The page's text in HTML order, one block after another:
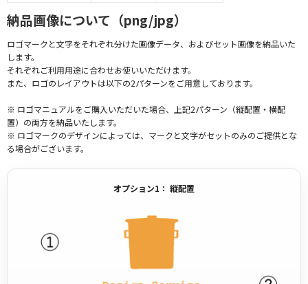
納品画像について（png/jpg）
ロゴマークと文字をそれぞれ分けた画像データ、およびセット画像を納品いた
します。
それぞれご利用用途に合わせお使いいただけます。
また、ロゴのレイアウトは以下の2パターンをご用意しております。
※ ロゴマニュアルをご購入いただいた場合、上記2パターン（縦配置・横配
置）の両方を納品いたします。
※ ロゴマークのデザインによっては、マークと文字がセットのみのご提供とな
る場合がございます。
オプション1： 縦配置